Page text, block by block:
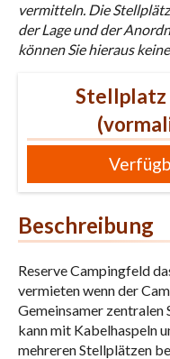
vermitteln. Die
der Lage und der
können Sie hieraus
Beschreibung
Reserve Campingfeld
vermieten wenn der
Gemeinsamer zentralen
kann mit Kabelhaspeln
mehreren Stellplätzen
Stellplatz